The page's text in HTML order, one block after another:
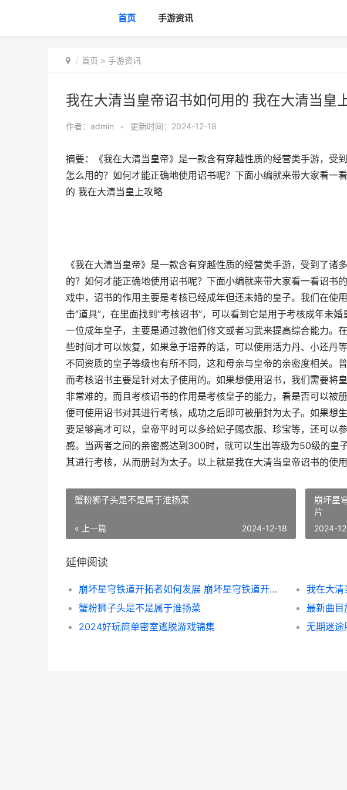
首页 手游资讯
首页 > 手游资讯
我在大清当皇帝诏书如何用的 我在大清当皇
作者： admin • 更新时间：2024-12-18
摘要：《我在大清当皇帝》是一款含有穿越性质的经营类手游，受
怎么用的？如何才能正确地使用诏书呢？下面小编就来带大家看一
的 我在大清当皇上攻略
《我在大清当皇帝》是一款含有穿越性质的经营类手游，受到了诸
的？如何才能正确地使用诏书呢？下面小编就来带大家看一看诏书
戏中，诏书的作用主要是考核已经成年但还未婚的皇子。我们在使
击“道具”，在里面找到“考核诏书”，可以看到它是用于考核成年未
一位成年皇子，主要是通过教他们修文或者习武来提高综合能力。
些时间才可以恢复，如果急于培养的话，可以使用活力丹、小还丹
不同资质的皇子等级也有所不同，这和母亲与皇帝的亲密度相关。
而考核诏书主要是针对太子使用的。如果想使用诏书，我们需要将
非常难的，而且考核诏书的作用是考核皇子的能力，看是否可以被
便可使用诏书对其进行考核，成功之后即可被册封为太子。如果想
要足够高才可以，皇帝平时可以多给妃子赐衣服、珍宝等，还可以
感。当两者之间的亲密感达到300时，就可以生出等级为50级的皇
其进行考核，从而册封为太子。以上就是我在大清当皇帝诏书的使用
蟹粉狮子头是不是属于淮扬菜
« 上一篇 2024-12-18
崩坏星
片
2024-
延伸阅读
崩坏星穹铁道开拓者如何发展 崩坏星穹铁道开拓者图片
蟹粉狮子头是不是属于淮扬菜
最新曲
2024好玩简单密室逃脱游戏锦集